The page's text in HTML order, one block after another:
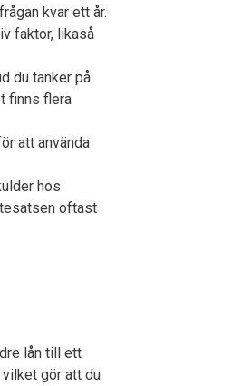
kvar ett år.
faktor, likaså
du tänker på
finns flera
att använda
hos
oftast
lån till ett
gör att du